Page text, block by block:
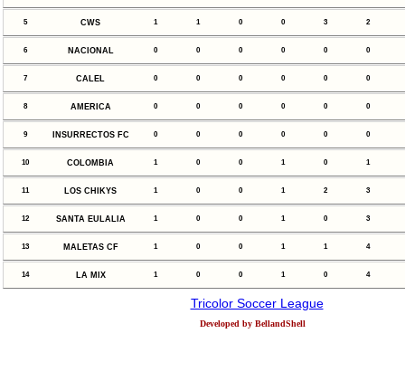
5 CWS 1 1 0 0 3 2
6 NACIONAL 0 0 0 0 0 0
7 CALEL 0 0 0 0 0 0
8 AMERICA 0 0 0 0 0 0
9 INSURRECTOS FC 0 0 0 0 0 0
10 COLOMBIA 1 0 0 1 0 1
11 LOS CHIKYS 1 0 0 1 2 3
12 SANTA EULALIA 1 0 0 1 0 3
13 MALETAS CF 1 0 0 1 1 4
14 LA MIX 1 0 0 1 0 4
Tricolor Soccer League
Developed by BellandShell